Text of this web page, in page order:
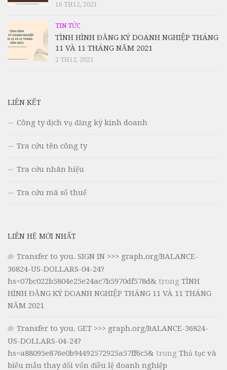
16 TH12, 2021
TIN TỨC
TÌNH HÌNH ĐĂNG KÝ DOANH NGHIỆP THÁNG
11 VÀ 11 THÁNG NĂM 2021
2 TH12, 2021
LIÊN KẾT
Công ty dịch vụ đăng ký kinh doanh
Tra cứu tên công ty
Tra cứu nhãn hiệu
Tra cứu mã số thuế
LIÊN HỆ MỚI NHẤT
Transfer to you. SIGN IN >>> graph.org/BALANCE-
36824-US-DOLLARS-04-24?
hs=07bc022b5804e25e24ac7b5970df578d& trong TÌNH
HÌNH ĐĂNG KÝ DOANH NGHIỆP THÁNG 11 VÀ 11 THÁNG
NĂM 2021
Transfer to you. GET >>> graph.org/BALANCE-36824-
US-DOLLARS-04-24?
hs=a88095e876e0b94492572925a57ff6c5& trong Thủ tục và
biểu mẫu thay đổi vốn điều lệ doanh nghiệp